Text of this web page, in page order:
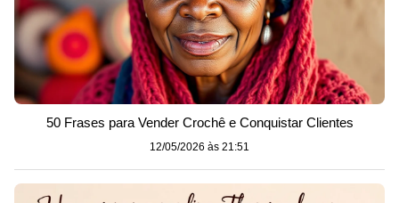
50 Frases para Vender Crochê e Conquistar Clientes
12/05/2026 às 21:51